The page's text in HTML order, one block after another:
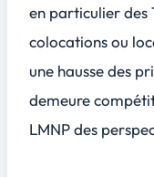
en particulier
colocations ou
une hausse des
demeure
LMNP des